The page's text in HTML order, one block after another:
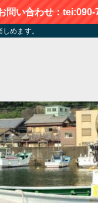
問い合わせ：tei:090-
めます。